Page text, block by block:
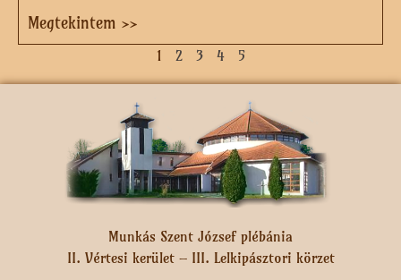
Megtekintem >>
1 2 3 4 5
Munkás Szent József plébánia
II. Vértesi kerület – III. Lelkipásztori körzet